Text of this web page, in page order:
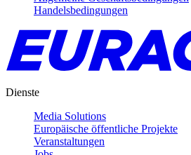
Handelsbedingungen
Dienste
Media Solutions
Europäische öffentliche Projekte
Veranstaltungen